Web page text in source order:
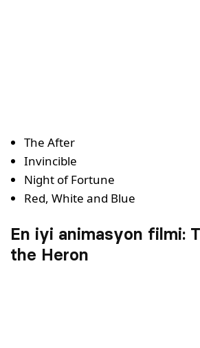
The After
Invincible
Night of Fortune
Red, White and Blue
En iyi animasyon filmi​:
the Heron